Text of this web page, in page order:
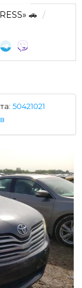
🚗
50421021